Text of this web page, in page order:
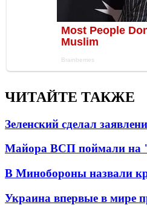
ЧИТАЙТЕ ТАКЖЕ
Зеленский сделал
Майора ВСП поймали
В Минобороны назвали
Украина впервые в мире